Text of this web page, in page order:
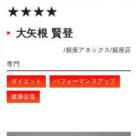
★★★★
大矢根 賢登
銀座アネックス 銀座店
専門
ダイエット パフォーマンスアップ
健康促進